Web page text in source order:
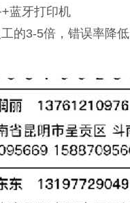
蓝牙打印机
的3-5倍，错误率降低